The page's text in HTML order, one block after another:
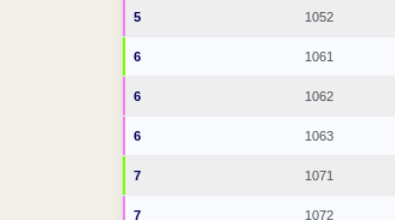
5 1052
6 1061
6 1062
6 1063
7 1071
7 1072